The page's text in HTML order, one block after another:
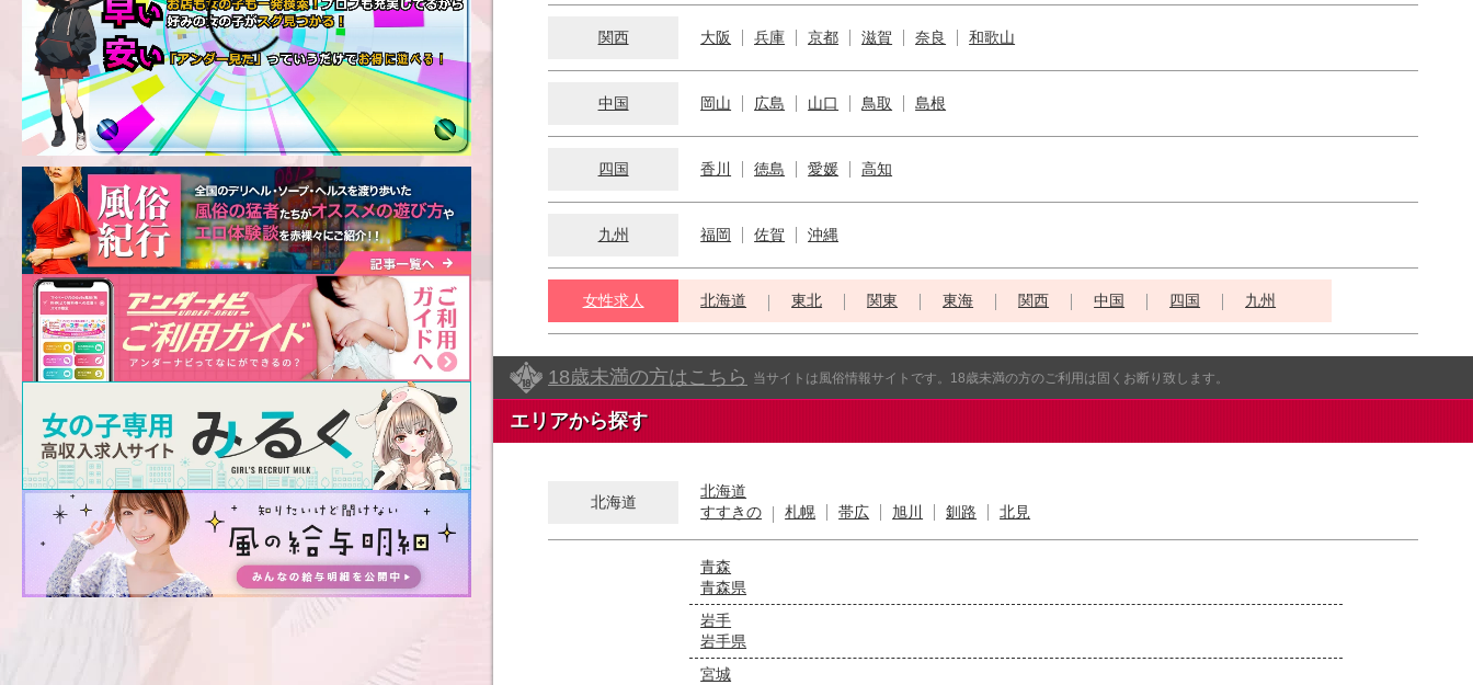
関西 大阪 兵庫 京都 滋賀 奈良 和歌山
中国 岡山 広島 山口 鳥取 島根
四国 香川 徳島 愛媛 高知
九州 福岡 佐賀 沖縄
女性求人 北海道 東北 関東 東海 関西 中国 四国 九州
18歳未満の方はこちら 当サイトは風俗情報サイトです。18歳未満の方のご利用は固くお断り致します。
エリアから探す
北海道
北海道
すすきの
札幌 帯広 旭川 釧路 北見
青森
青森県
岩手
岩手県
宮城